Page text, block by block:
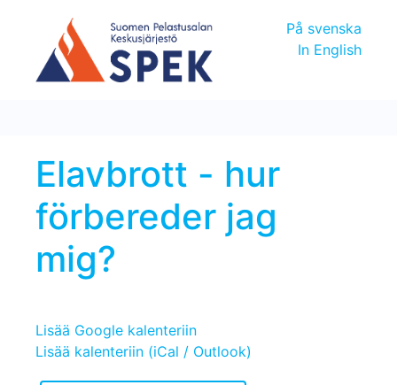
På svenska
In English
Elavbrott - hur
förbereder jag
mig?
Lisää Google kalenteriin
Lisää kalenteriin (iCal / Outlook)